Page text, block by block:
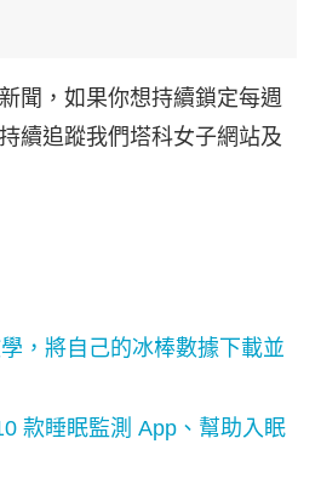
聞，如果你想持續鎖定每週
續追蹤我們塔科女子網站及
，將自己的冰棒數據下載並
款睡眠監測 App、幫助入眠